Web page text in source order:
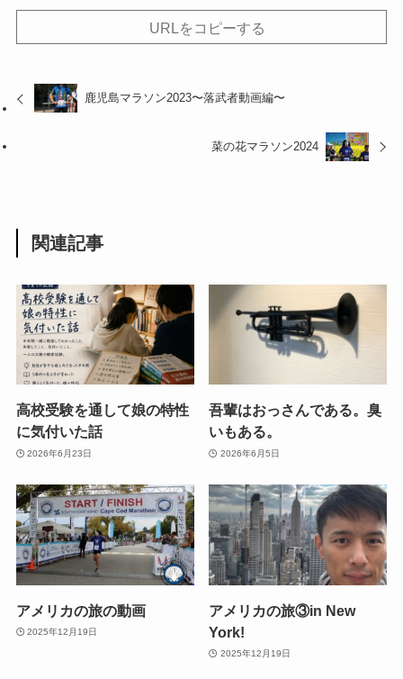
URLをコピーする
鹿児島マラソン2023〜落武者動画編〜
菜の花マラソン2024
関連記事
高校受験を通して娘の特性
に気付いた話
2026年6月23日
吾輩はおっさんである。臭
いもある。
2026年6月5日
アメリカの旅の動画
2025年12月19日
アメリカの旅③in New
York!
2025年12月19日